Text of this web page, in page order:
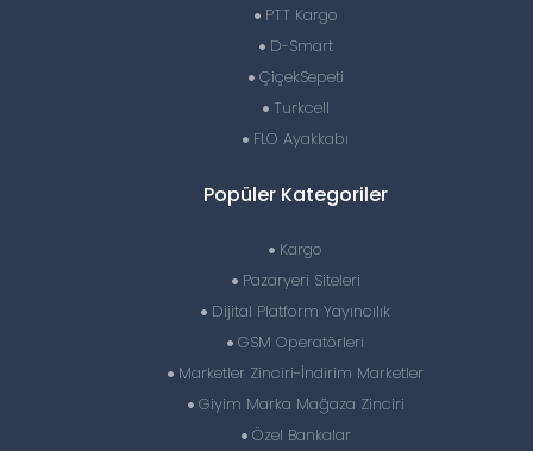
PTT Kargo
D-Smart
ÇiçekSepeti
Turkcell
FLO Ayakkabı
Popüler Kategoriler
Kargo
Pazaryeri Siteleri
Dijital Platform Yayıncılık
GSM Operatörleri
Marketler Zinciri-İndirim Marketler
Giyim Marka Mağaza Zinciri
Özel Bankalar